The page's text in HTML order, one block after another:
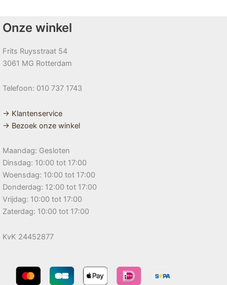
Onze winkel
Frits Ruysstraat 54
3061 MG Rotterdam
Telefoon: 010 737 1743
→ Klantenservice
→ Bezoek onze winkel
Maandag: Gesloten
Dinsdag: 10:00 tot 17:00
Woensdag: 10:00 tot 17:00
Donderdag: 12:00 tot 17:00
Vrijdag: 10:00 tot 17:00
Zaterdag: 10:00 tot 17:00
KvK 24452877